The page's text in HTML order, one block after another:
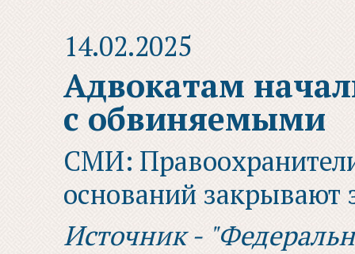
14.02.2025
Адвокатам
с обвиняемыми
СМИ:
оснований
Источник -